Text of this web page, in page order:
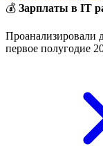
💰 Зарплаты в IT
Проанализировали
первое полугодие